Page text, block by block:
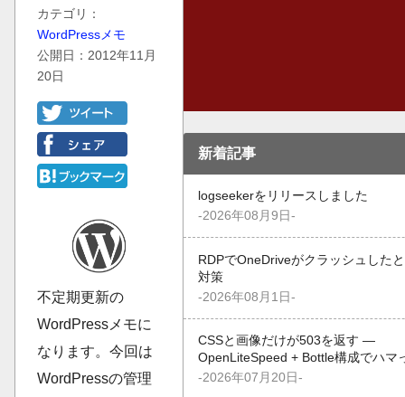
カテゴリ：
WordPressメモ
公開日：2012年11月
20日
不定期更新の
WordPressメモに
なります。今回は
WordPressの管理
新着記事
logseekerをリリースしました
-2026年08月9日-
RDPでOneDriveがクラッシュした
対策
-2026年08月1日-
CSSと画像だけが503を返す —
OpenLiteSpeed + Bottle構成でハマ
-2026年07月20日-